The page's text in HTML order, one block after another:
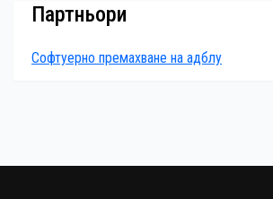
Партньори
Софтуерно премахване на адблу